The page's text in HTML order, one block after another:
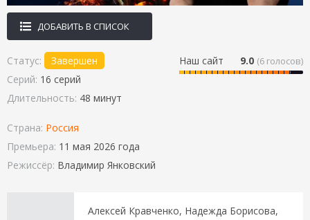
ДОБАВИТЬ В СПИСОК
Наш сайт 9.0 (6 голосов)
Статус:
Завершен
Серий: 16 серий
Длительность: 48 минут
Страна: Россия
Премьера: 11 мая 2026 года
Режиссёр: Владимир Янковский
Алексей Кравченко, Надежда Борисова,